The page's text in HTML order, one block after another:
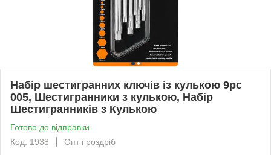
Набір шестигранних ключів із кулькою 9pc
005, Шестигранники з кулькою, Набір
Шестигранників з Кулькою
Готово до відправки
Код: 1938
Опт і роздріб